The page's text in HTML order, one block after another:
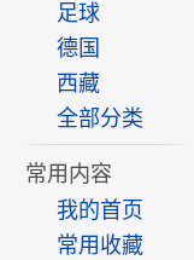
足球
德国
西藏
全部分类
常用内容
我的首页
常用收藏